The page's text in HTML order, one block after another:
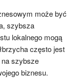
może być
szybsza
lokalnego mogą
często jest
szybsze
biznesu.